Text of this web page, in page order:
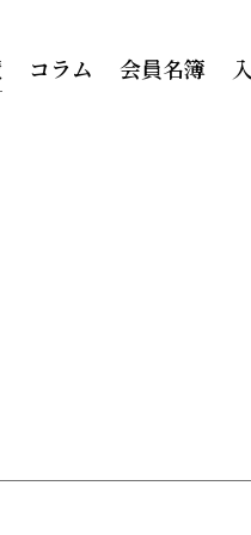
コラム 会員名簿